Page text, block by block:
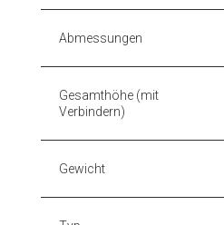
Abmessungen
Gesamthöhe (mit
Verbindern)
Gewicht